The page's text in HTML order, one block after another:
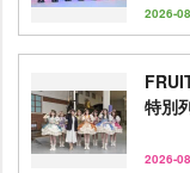
2026-
特別
2026-